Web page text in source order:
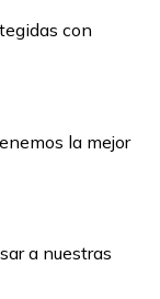
con
la mejor
a nuestras